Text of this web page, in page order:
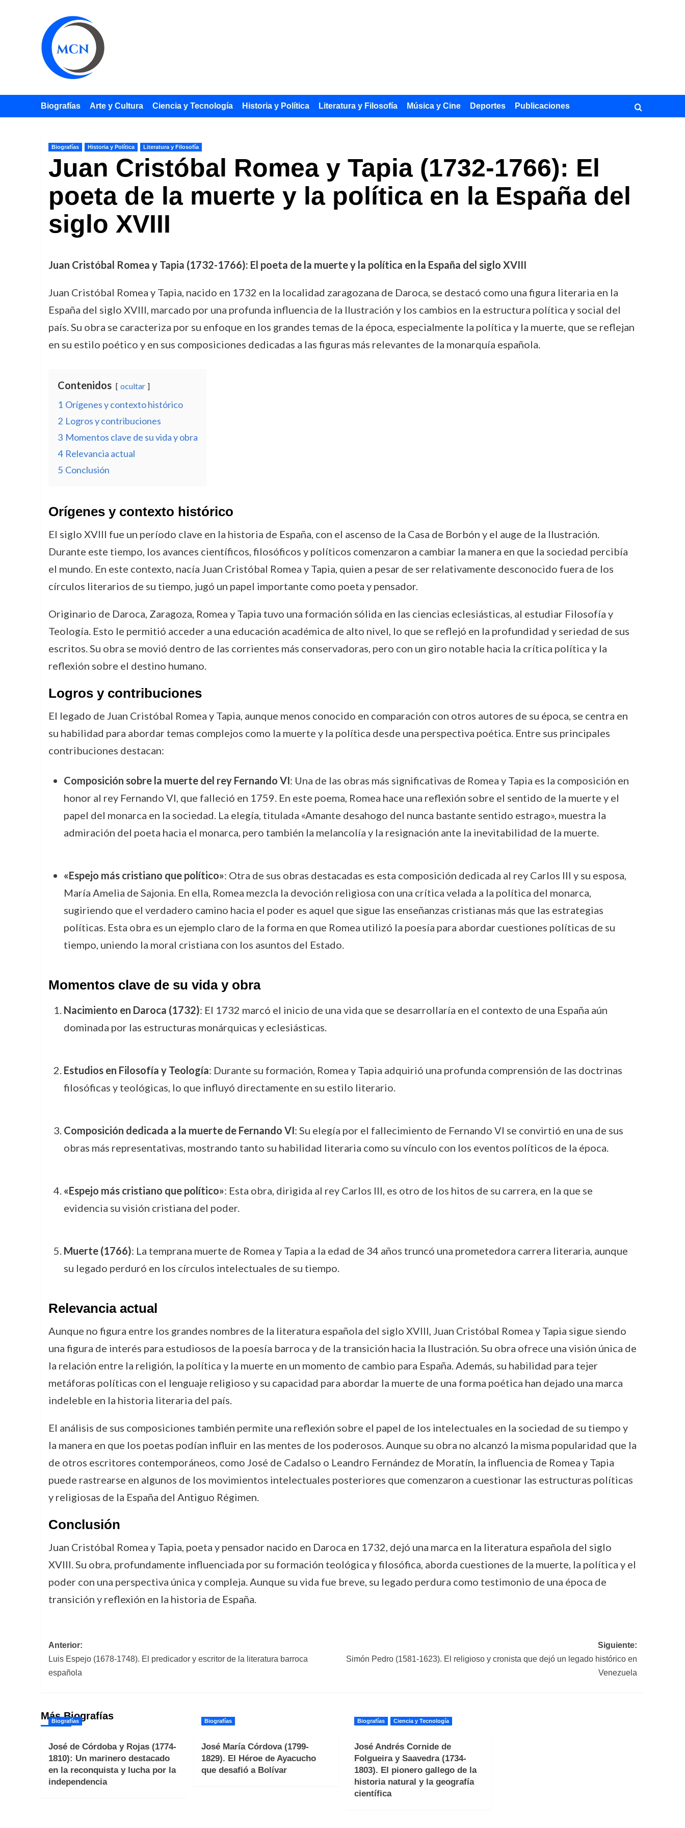
Biografías Arte y Cultura Ciencia y Tecnología Historia y Política Literatura y Filosofía Música y Cine Deportes Publicaciones
Biografías Historia y Política Literatura y Filosofía
Juan Cristóbal Romea y Tapia (1732-1766): El
poeta de la muerte y la política en la España del
siglo XVIII
Juan Cristóbal Romea y Tapia (1732-1766): El poeta de la muerte y la política en la España del siglo XVIII
Juan Cristóbal Romea y Tapia, nacido en 1732 en la localidad zaragozana de Daroca, se destacó como una figura literaria en la
España del siglo XVIII, marcado por una profunda influencia de la Ilustración y los cambios en la estructura política y social del
país. Su obra se caracteriza por su enfoque en los grandes temas de la época, especialmente la política y la muerte, que se reflejan
en su estilo poético y en sus composiciones dedicadas a las figuras más relevantes de la monarquía española.
Contenidos ocultar
1 Orígenes y contexto histórico
2 Logros y contribuciones
3 Momentos clave de su vida y obra
4 Relevancia actual
5 Conclusión
Orígenes y contexto histórico
El siglo XVIII fue un período clave en la historia de España, con el ascenso de la Casa de Borbón y el auge de la Ilustración.
Durante este tiempo, los avances científicos, filosóficos y políticos comenzaron a cambiar la manera en que la sociedad percibía
el mundo. En este contexto, nacía Juan Cristóbal Romea y Tapia, quien a pesar de ser relativamente desconocido fuera de los
círculos literarios de su tiempo, jugó un papel importante como poeta y pensador.
Originario de Daroca, Zaragoza, Romea y Tapia tuvo una formación sólida en las ciencias eclesiásticas, al estudiar Filosofía y
Teología. Esto le permitió acceder a una educación académica de alto nivel, lo que se reflejó en la profundidad y seriedad de sus
escritos. Su obra se movió dentro de las corrientes más conservadoras, pero con un giro notable hacia la crítica política y la
reflexión sobre el destino humano.
Logros y contribuciones
El legado de Juan Cristóbal Romea y Tapia, aunque menos conocido en comparación con otros autores de su época, se centra en
su habilidad para abordar temas complejos como la muerte y la política desde una perspectiva poética. Entre sus principales
contribuciones destacan:
Composición sobre la muerte del rey Fernando VI: Una de las obras más significativas de Romea y Tapia es la composición en
honor al rey Fernando VI, que falleció en 1759. En este poema, Romea hace una reflexión sobre el sentido de la muerte y el
papel del monarca en la sociedad. La elegía, titulada «Amante desahogo del nunca bastante sentido estrago», muestra la
admiración del poeta hacia el monarca, pero también la melancolía y la resignación ante la inevitabilidad de la muerte.
«Espejo más cristiano que político»: Otra de sus obras destacadas es esta composición dedicada al rey Carlos III y su esposa,
María Amelia de Sajonia. En ella, Romea mezcla la devoción religiosa con una crítica velada a la política del monarca,
sugiriendo que el verdadero camino hacia el poder es aquel que sigue las enseñanzas cristianas más que las estrategias
políticas. Esta obra es un ejemplo claro de la forma en que Romea utilizó la poesía para abordar cuestiones políticas de su
tiempo, uniendo la moral cristiana con los asuntos del Estado.
Momentos clave de su vida y obra
Nacimiento en Daroca (1732): El 1732 marcó el inicio de una vida que se desarrollaría en el contexto de una España aún
dominada por las estructuras monárquicas y eclesiásticas.
Estudios en Filosofía y Teología: Durante su formación, Romea y Tapia adquirió una profunda comprensión de las doctrinas
filosóficas y teológicas, lo que influyó directamente en su estilo literario.
Composición dedicada a la muerte de Fernando VI: Su elegía por el fallecimiento de Fernando VI se convirtió en una de sus
obras más representativas, mostrando tanto su habilidad literaria como su vínculo con los eventos políticos de la época.
«Espejo más cristiano que político»: Esta obra, dirigida al rey Carlos III, es otro de los hitos de su carrera, en la que se
evidencia su visión cristiana del poder.
Muerte (1766): La temprana muerte de Romea y Tapia a la edad de 34 años truncó una prometedora carrera literaria, aunque
su legado perduró en los círculos intelectuales de su tiempo.
Relevancia actual
Aunque no figura entre los grandes nombres de la literatura española del siglo XVIII, Juan Cristóbal Romea y Tapia sigue siendo
una figura de interés para estudiosos de la poesía barroca y de la transición hacia la Ilustración. Su obra ofrece una visión única de
la relación entre la religión, la política y la muerte en un momento de cambio para España. Además, su habilidad para tejer
metáforas políticas con el lenguaje religioso y su capacidad para abordar la muerte de una forma poética han dejado una marca
indeleble en la historia literaria del país.
El análisis de sus composiciones también permite una reflexión sobre el papel de los intelectuales en la sociedad de su tiempo y
la manera en que los poetas podían influir en las mentes de los poderosos. Aunque su obra no alcanzó la misma popularidad que la
de otros escritores contemporáneos, como José de Cadalso o Leandro Fernández de Moratín, la influencia de Romea y Tapia
puede rastrearse en algunos de los movimientos intelectuales posteriores que comenzaron a cuestionar las estructuras políticas
y religiosas de la España del Antiguo Régimen.
Conclusión
Juan Cristóbal Romea y Tapia, poeta y pensador nacido en Daroca en 1732, dejó una marca en la literatura española del siglo
XVIII. Su obra, profundamente influenciada por su formación teológica y filosófica, aborda cuestiones de la muerte, la política y el
poder con una perspectiva única y compleja. Aunque su vida fue breve, su legado perdura como testimonio de una época de
transición y reflexión en la historia de España.
Navegación
de
Anterior:
Luis Espejo (1678-1748). El predicador y escritor de la literatura barroca
española
Siguiente:
Simón Pedro (1581-1623). El religioso y cronista que dejó un legado histórico en
Venezuela
Más Biografías
Biografías
José de Córdoba y Rojas (1774-
1810): Un marinero destacado
en la reconquista y lucha por la
independencia
Biografías
José María Córdova (1799-
1829). El Héroe de Ayacucho
que desafió a Bolívar
Biografías Ciencia y Tecnología
José Andrés Cornide de
Folgueira y Saavedra (1734-
1803). El pionero gallego de la
historia natural y la geografía
científica